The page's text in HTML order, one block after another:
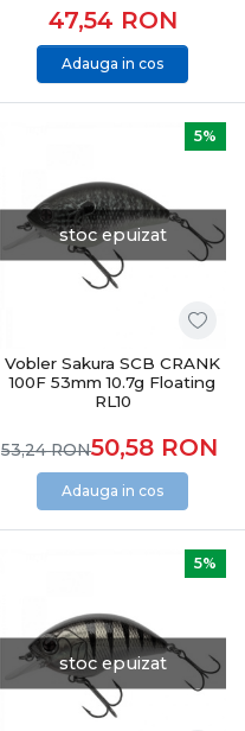
47,54 RON
Adauga in cos
stoc epuizat
5%
Vobler Sakura SCB CRANK
100F 53mm 10.7g Floating
RL10
50,58 RON
53,24RON
Adauga in cos
stoc epuizat
5%